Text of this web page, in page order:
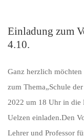
Einladung zum
4.10.
Ganz herzlich möchten
zum Thema„Schule
2022 um 18 Uhr in die
Uelzen einladen.Den
Lehrer und Professor